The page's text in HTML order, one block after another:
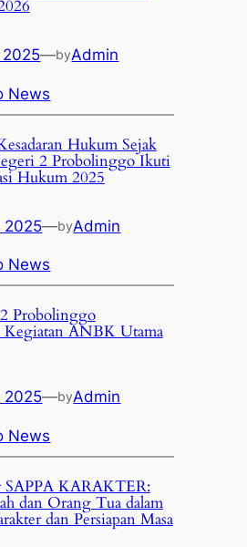
2025—byAdmin
News
Hukum Sejak
2 Probolinggo Ikuti
Hukum 2025
2025—byAdmin
News
Probolinggo
Kegiatan ANBK Utama
2025—byAdmin
News
SAPPA KARAKTER:
dan Orang Tua dalam
dan Persiapan Masa